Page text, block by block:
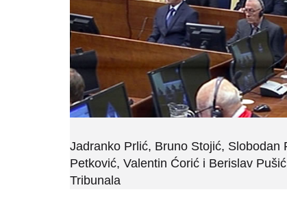
Jadranko Prlić, Bruno Stojić, Slobodan
Petković, Valentin Ćorić i Berislav
Tribunala